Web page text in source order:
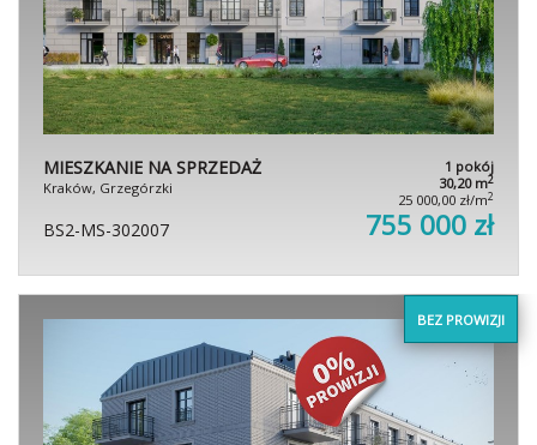
MIESZKANIE NA SPRZEDAŻ
Kraków, Grzegórzki
1 pokój
30,20 m2
25 000,00 zł/m2
BS2-MS-302007 755 000 zł
BEZ PROWIZJI